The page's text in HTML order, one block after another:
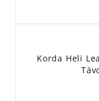
Korda Heli